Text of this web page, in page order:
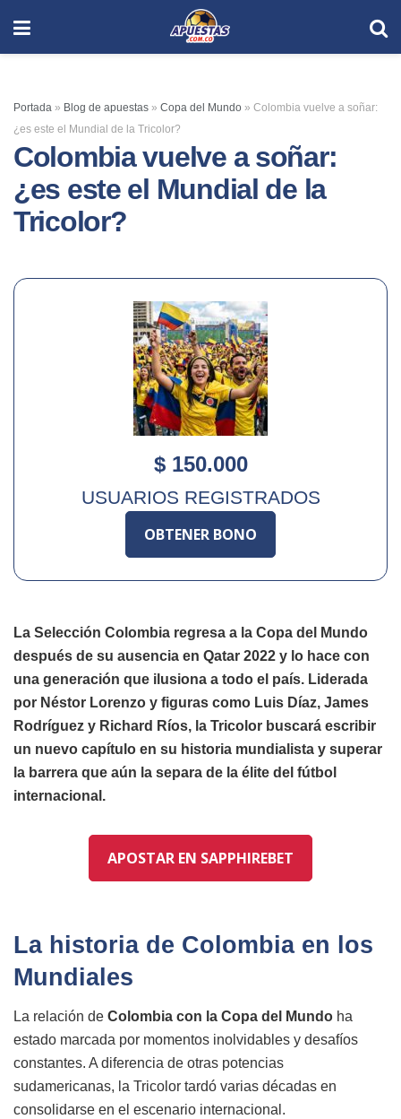
Portada » Blog de apuestas » Copa del Mundo » Colombia vuelve a soñar:
¿es este el Mundial de la Tricolor?
Colombia vuelve a soñar:
¿es este el Mundial de la
Tricolor?
$ 150.000
USUARIOS REGISTRADOS
OBTENER BONO
La Selección Colombia regresa a la Copa del Mundo
después de su ausencia en Qatar 2022 y lo hace con
una generación que ilusiona a todo el país. Liderada
por Néstor Lorenzo y figuras como Luis Díaz, James
Rodríguez y Richard Ríos, la Tricolor buscará escribir
un nuevo capítulo en su historia mundialista y superar
la barrera que aún la separa de la élite del fútbol
internacional.
APOSTAR EN SAPPHIREBET
La historia de Colombia en los
Mundiales
La relación de Colombia con la Copa del Mundo ha
estado marcada por momentos inolvidables y desafíos
constantes. A diferencia de otras potencias
sudamericanas, la Tricolor tardó varias décadas en
consolidarse en el escenario internacional.